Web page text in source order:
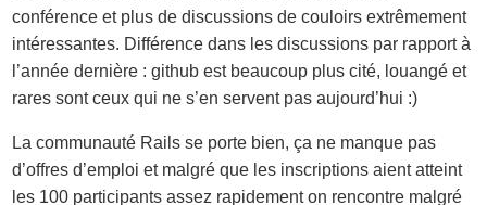
conférence et plus de discussions de couloirs extrêmement
intéressantes. Différence dans les discussions par rapport à
l’année dernière : github est beaucoup plus cité, louangé et
rares sont ceux qui ne s’en servent pas aujourd’hui :)
La communauté Rails se porte bien, ça ne manque pas
d’offres d’emploi et malgré que les inscriptions aient atteint
les 100 participants assez rapidement on rencontre malgré